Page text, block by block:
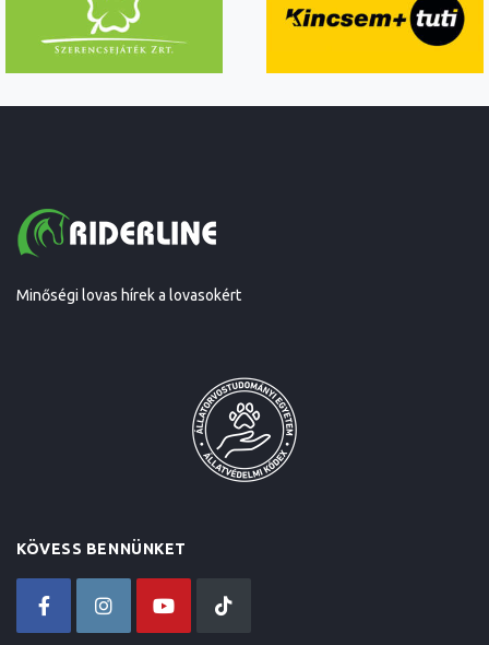
Minőségi lovas hírek a lovasokért
KÖVESS BENNÜNKET